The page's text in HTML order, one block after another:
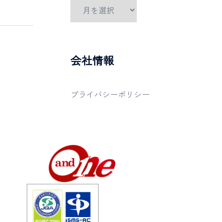
会社情報
プライバシーポリシー